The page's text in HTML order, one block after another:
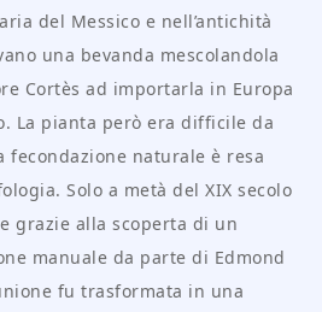
del Messico e nell’antichità
una bevanda mescolandola
Cortès ad importarla in Europa
La pianta però era difficile da
naturale è resa
Solo a metà del XIX secolo
grazie alla scoperta di un
manuale da parte di Edmond
fu trasformata in una